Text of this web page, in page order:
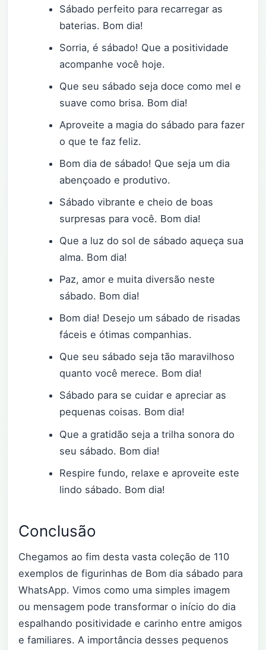
Sábado perfeito para recarregar as
baterias. Bom dia!
Sorria, é sábado! Que a positividade
acompanhe você hoje.
Que seu sábado seja doce como mel e
suave como brisa. Bom dia!
Aproveite a magia do sábado para fazer
o que te faz feliz.
Bom dia de sábado! Que seja um dia
abençoado e produtivo.
Sábado vibrante e cheio de boas
surpresas para você. Bom dia!
Que a luz do sol de sábado aqueça sua
alma. Bom dia!
Paz, amor e muita diversão neste
sábado. Bom dia!
Bom dia! Desejo um sábado de risadas
fáceis e ótimas companhias.
Que seu sábado seja tão maravilhoso
quanto você merece. Bom dia!
Sábado para se cuidar e apreciar as
pequenas coisas. Bom dia!
Que a gratidão seja a trilha sonora do
seu sábado. Bom dia!
Respire fundo, relaxe e aproveite este
lindo sábado. Bom dia!
Conclusão
Chegamos ao fim desta vasta coleção de 110
exemplos de figurinhas de Bom dia sábado para
WhatsApp. Vimos como uma simples imagem
ou mensagem pode transformar o início do dia
espalhando positividade e carinho entre amigos
e familiares. A importância desses pequenos